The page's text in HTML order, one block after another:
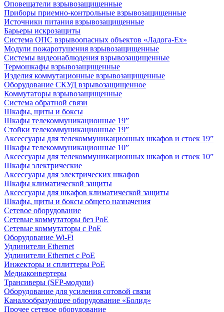
Оповещатели взрывозащищенные
Приборы приемно-контрольные взрывозащищенные
Источники питания взрывозащищенные
Барьеры искрозащиты
Система ОПС взрывоопасных объектов «Ладога-Ex»
Модули пожаротушения взрывозащищенные
Системы видеонаблюдения взрывозащищенные
Термошкафы взрывозащищенные
Изделия коммутационные взрывозащищенные
Оборудование СКУД взрывозащищенное
Коммутаторы взрывозащищенные
Система обратной связи
Шкафы, щиты и боксы
Шкафы телекоммуникационные 19”
Стойки телекоммуникационные 19”
Аксессуары для телекоммуникационных шкафов и стоек 19”
Шкафы телекоммуникационные 10”
Аксессуары для телекоммуникационных шкафов и стоек 10”
Шкафы электрические
Аксессуары для электрических шкафов
Шкафы климатической защиты
Аксессуары для шкафов климатической защиты
Шкафы, щиты и боксы общего назначения
Сетевое оборудование
Сетевые коммутаторы без PoE
Сетевые коммутаторы с PoE
Оборудование Wi-Fi
Удлинители Ethernet
Удлинители Ethernet с PoE
Инжекторы и сплиттеры PoE
Медиаконвертеры
Трансиверы (SFP-модули)
Оборудование для усиления сотовой связи
Каналообразующее оборудование «Болид»
Прочее сетевое оборудование